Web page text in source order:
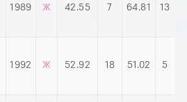
1989 Ж 42.55 7 64.81 13
1992 Ж 52.92 18 51.02 5